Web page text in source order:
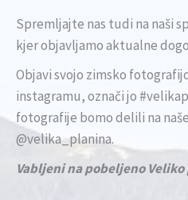
Spremljajte nas tudi na naši
kjer objavljamo aktualne
Objavi svojo zimsko
instagramu, označi jo
fotografije bomo delili na
@velika_planina.
Vabljeni na pobeljeno